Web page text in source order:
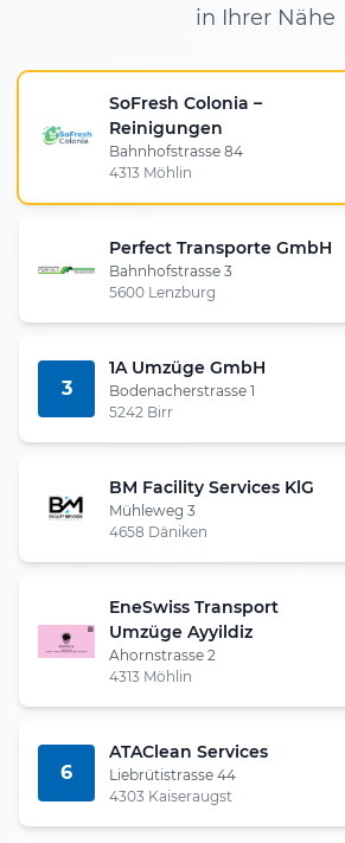
in Ihrer Nähe
SoFresh Colonia –
Reinigungen
Bahnhofstrasse 84
4313 Möhlin
Perfect Transporte GmbH
Bahnhofstrasse 3
5600 Lenzburg
3
1A Umzüge GmbH
Bodenacherstrasse 1
5242 Birr
BM Facility Services KlG
Mühleweg 3
4658 Däniken
EneSwiss Transport
Umzüge Ayyildiz
Ahornstrasse 2
4313 Möhlin
6
ATAClean Services
Liebrütistrasse 44
4303 Kaiseraugst